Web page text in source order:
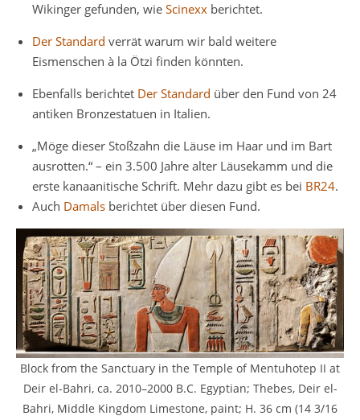
Wikinger gefunden, wie Scinexx berichtet.
Der Standard verrät warum wir bald weitere
Eismenschen à la Ötzi finden könnten.
Ebenfalls berichtet Der Standard über den Fund von 24
antiken Bronzestatuen in Italien.
„Möge dieser Stoßzahn die Läuse im Haar und im Bart
ausrotten.“ – ein 3.500 Jahre alter Läusekamm und die
erste kanaanitische Schrift. Mehr dazu gibt es bei BR24.
Auch Damals berichtet über diesen Fund.
Block from the Sanctuary in the Temple of Mentuhotep II at
Deir el-Bahri, ca. 2010–2000 B.C. Egyptian; Thebes, Deir el-
Bahri, Middle Kingdom Limestone, paint; H. 36 cm (14 3/16